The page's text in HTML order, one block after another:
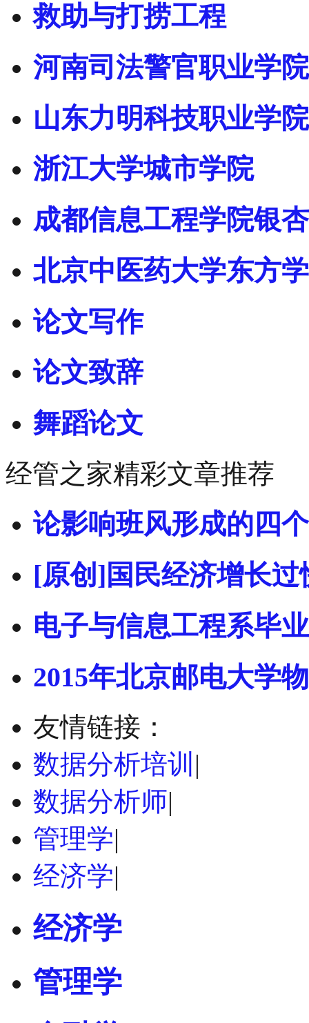
救助与打捞工程
河南司法警官职业学院
山东力明科技职业学院
浙江大学城市学院
成都信息工程学院银
北京中医药大学东方
论文写作
论文致辞
舞蹈论文
经管之家精彩文章推荐
论影响班风形成的四
[原创]国民经济增长过
电子与信息工程系毕
2015年北京邮电大学物
友情链接：
数据分析培训 |
数据分析师|
管理学|
经济学|
经济学
管理学